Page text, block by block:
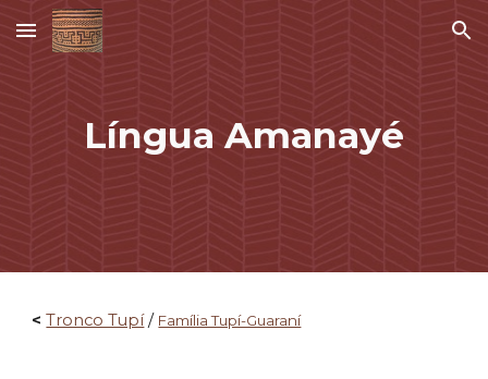
Skip to main content Skip to navigation
Língua Amanayé
< Tronco Tupí/ Família Tupí-Guaraní